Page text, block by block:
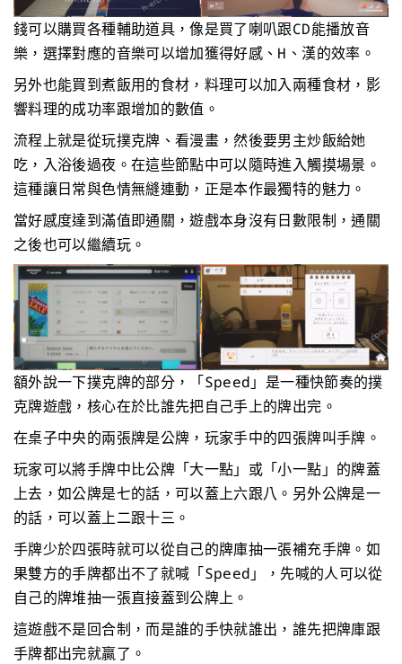
錢可以購買各種輔助道具，像是買了喇叭跟CD能播放音
樂，選擇對應的音樂可以增加獲得好感、H、漢的效率。
另外也能買到煮飯用的食材，料理可以加入兩種食材，影
響料理的成功率跟增加的數值。
流程上就是從玩撲克牌、看漫畫，然後要男主炒飯給她
吃，入浴後過夜。在這些節點中可以隨時進入觸摸場景。
這種讓日常與色情無縫連動，正是本作最獨特的魅力。
當好感度達到滿值即通關，遊戲本身沒有日數限制，通關
之後也可以繼續玩。
額外說一下撲克牌的部分，「Speed」是一種快節奏的撲
克牌遊戲，核心在於比誰先把自己手上的牌出完。
在桌子中央的兩張牌是公牌，玩家手中的四張牌叫手牌。
玩家可以將手牌中比公牌「大一點」或「小一點」的牌蓋
上去，如公牌是七的話，可以蓋上六跟八。另外公牌是一
的話，可以蓋上二跟十三。
手牌少於四張時就可以從自己的牌庫抽一張補充手牌。如
果雙方的手牌都出不了就喊「Speed」，先喊的人可以從
自己的牌堆抽一張直接蓋到公牌上。
這遊戲不是回合制，而是誰的手快就誰出，誰先把牌庫跟
手牌都出完就贏了。